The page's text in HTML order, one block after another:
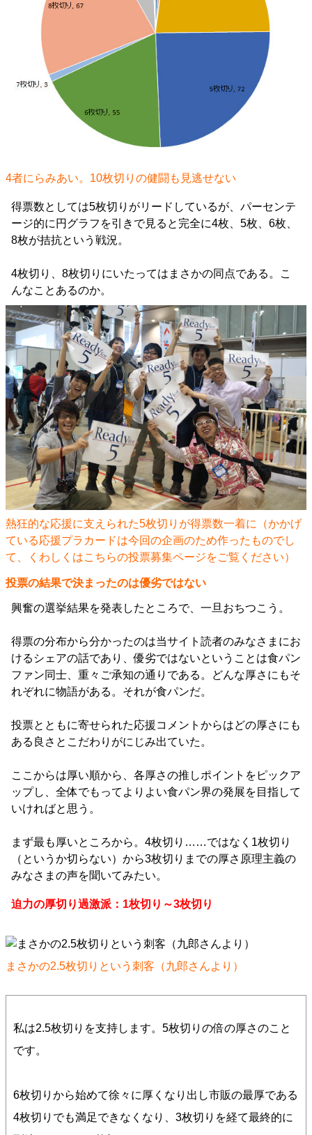
4者にらみあい。10枚切りの健闘も見逃せない
得票数としては5枚切りがリードしているが、パーセンテ
ージ的に円グラフを引きで見ると完全に4枚、5枚、6枚、
8枚が拮抗という戦況。
4枚切り、8枚切りにいたってはまさかの同点である。こ
んなことあるのか。
熱狂的な応援に支えられた5枚切りが得票数一着に（かかげ
ている応援プラカードは今回の企画のため作ったものでし
て、くわしくはこちらの投票募集ページをご覧ください）
投票の結果で決まったのは優劣ではない
興奮の選挙結果を発表したところで、一旦おちつこう。
得票の分布から分かったのは当サイト読者のみなさまにお
けるシェアの話であり、優劣ではないということは食パン
ファン同士、重々ご承知の通りである。どんな厚さにもそ
れぞれに物語がある。それが食パンだ。
投票とともに寄せられた応援コメントからはどの厚さにも
ある良さとこだわりがにじみ出ていた。
ここからは厚い順から、各厚さの推しポイントをピックア
ップし、全体でもってよりよい食パン界の発展を目指して
いければと思う。
まず最も厚いところから。4枚切り……ではなく1枚切り
（というか切らない）から3枚切りまでの厚さ原理主義の
みなさまの声を聞いてみたい。
迫力の厚切り過激派：1枚切り～3枚切り
まさかの2.5枚切りという刺客（九郎さんより）
私は2.5枚切りを支持します。5枚切りの倍の厚さのこと
です。
6枚切りから始めて徐々に厚くなり出し市販の最厚である
4枚切りでも満足できなくなり、3枚切りを経て最終的に